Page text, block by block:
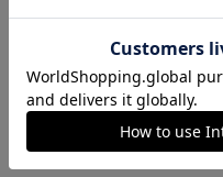
ーム仕様】 ビジネスグッ
る、２ルーム仕様が嬉し
２WAYチェンジ】 取り外
ンズフリーで動きたい時
シュなオールブラック】
ク仕様。洗練された大人
ク♪キャリーオン設計】
※製品は予告なく仕様を
じめご了承ください。